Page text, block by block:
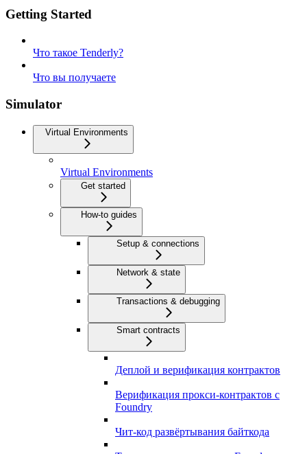
Getting Started
Что такое Tenderly?
Что вы получаете
Simulator
Virtual Environments
Virtual Environments
Get started
How-to guides
Setup & connections
Network & state
Transactions & debugging
Smart contracts
Деплой и верификация контрактов
Верификация прокси-контрактов с
Foundry
Чит-код развёртывания байткода